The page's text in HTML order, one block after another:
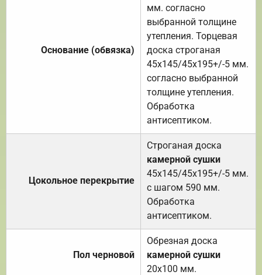
Основание (обвязка)
мм. согласно
выбранной толщине
утепления. Торцевая
доска строганая
45х145/45х195+/-5 мм.
согласно выбранной
толщине утепления.
Обработка
антисептиком.
Цокольное перекрытие
Строганая доска
камерной сушки
45х145/45х195+/-5 мм.
с шагом 590 мм.
Обработка
антисептиком.
Пол черновой
Обрезная доска
камерной сушки
20х100 мм.